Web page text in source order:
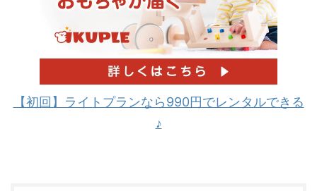
【初回】ライトプランなら990円でレンタルできる
♪